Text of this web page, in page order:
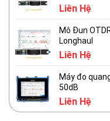
Liên Hệ
Mô Đun
Longhaul
Liên Hệ
Máy đo
50dB
Liên Hệ